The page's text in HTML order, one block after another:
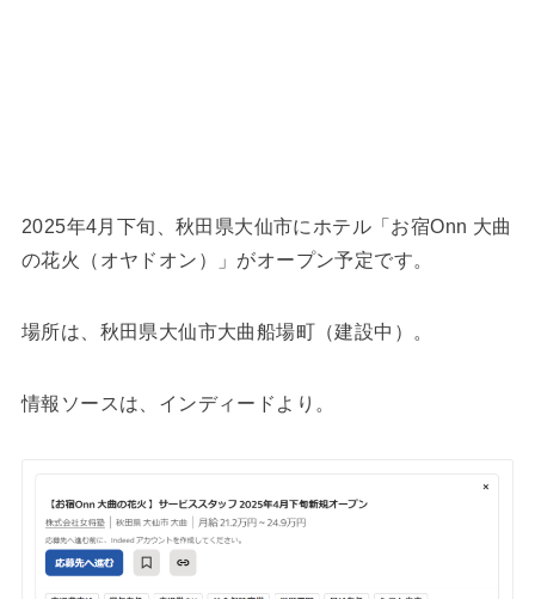
2025年4月下旬、秋田県大仙市にホテル「お宿Onn 大曲
の花火（オヤドオン）」がオープン予定です。
場所は、秋田県大仙市大曲船場町（建設中）。
情報ソースは、インディードより。